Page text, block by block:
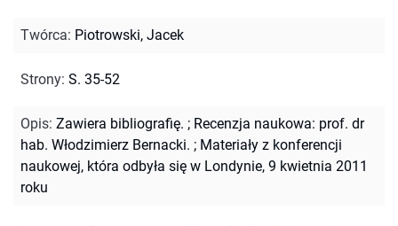
Twórca: Piotrowski, Jacek
Strony: S. 35-52
Opis: Zawiera bibliografię. ; Recenzja naukowa: prof. dr
hab. Włodzimierz Bernacki. ; Materiały z konferencji
naukowej, która odbyła się w Londynie, 9 kwietnia 2011
roku